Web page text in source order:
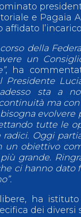
e Pagaia
affidato
della
un
, ha
Presidente
sta a
ma
tutte le
Oggi
un obiettivo
grande.
ci hanno dato
ha
dei diversi